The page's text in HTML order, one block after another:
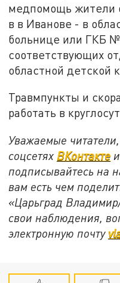
медпомощь жители
в в Иванове - в
больнице или ГКБ
соответствующих
областной детской
Травмпункты и
работать в
Уважаемые
соцсетях ВКонтакте
подписывайтесь на
вам есть чем
«Царьград
свои наблюдения,
электронную почту